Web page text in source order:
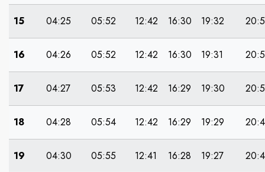
15 04:25 05:52 12:42 16:30 19:32
16 04:26 05:52 12:42 16:30 19:31
17 04:27 05:53 12:42 16:29 19:30
18 04:28 05:54 12:42 16:29 19:29
19 04:30 05:55 12:41 16:28 19:27